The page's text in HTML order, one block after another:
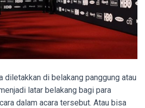
diletakkan di belakang panggung atau
latar belakang bagi para
dalam acara tersebut. Atau bisa